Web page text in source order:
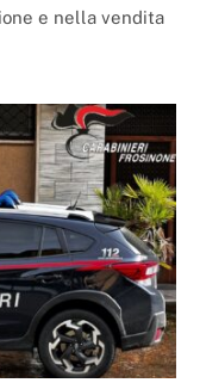
e nella vendita